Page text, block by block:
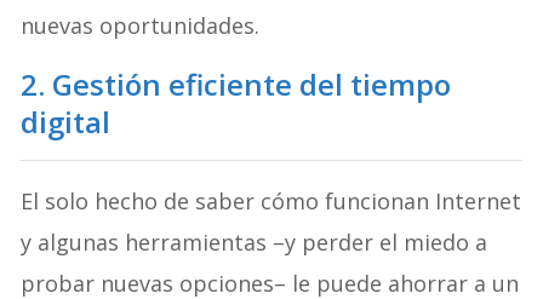
nuevas oportunidades.
2. Gestión eficiente del tiempo
digital
El solo hecho de saber cómo funcionan Internet
y algunas herramientas –y perder el miedo a
probar nuevas opciones– le puede ahorrar a un